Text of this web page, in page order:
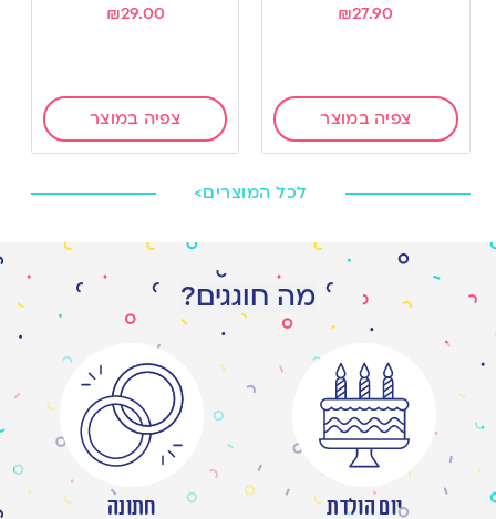
₪27.90
צפיה במוצר
₪29.00
צפיה במוצר
לכל המוצרים>
מה חוגגים?
יום הולדת חתונה